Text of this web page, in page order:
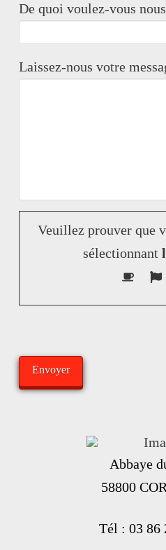
De quoi voulez-vous
Laissez-nous votre
Veuillez prouver que
sélectionnant
Abbaye
58800
Tél : 03 86